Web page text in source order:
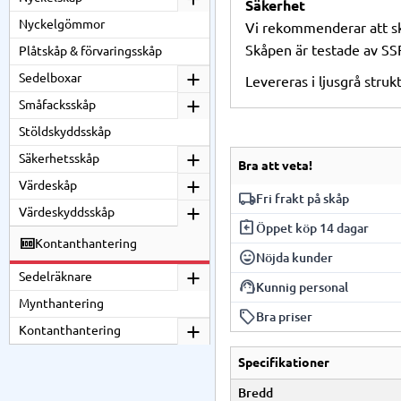
Säkerhet
Vi rekommenderar att
Skåpen är testade av
Levereras i ljusgrå
Bra att veta!
local_shippingFri frakt på skåp
Vi har fri frakt på alla
beroende på
assignment_returnÖppet köp 14 dagar
Du har 14 dagars
sentiment_very_satisfiedNöjda kunder
Vi är stolta över våra
support_agentKunnig personal
Vår personal har
local_offerBra priser
Vi erbjuder
Specifikationer
Bredd
Nyckelgömmor
Plåtskåp & förvaringsskåp
Sedelboxar
Småfacksskåp
Stöldskyddsskåp
Säkerhetsskåp
Värdeskåp
Värdeskyddsskåp
Kontanthantering
Sedelräknare
Mynthantering
Kontanthantering